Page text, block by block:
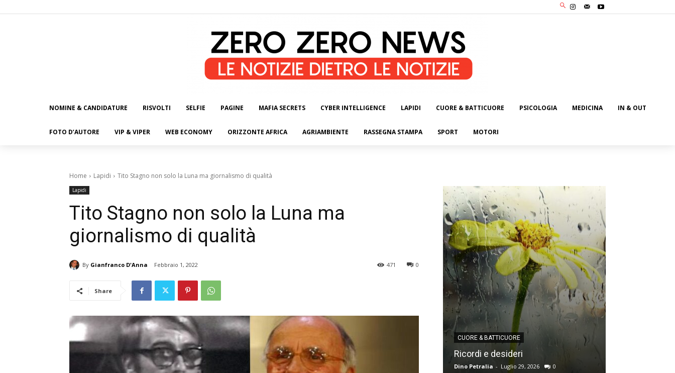
NOMINE & CANDIDATURE RISVOLTI SELFIE PAGINE MAFIA SECRETS CYBER INTELLIGENCE LAPIDI CUORE & BATTICUORE PSICOLOGIA MEDICINA IN & OUT
FOTO D’AUTORE VIP & VIPER WEB ECONOMY ORIZZONTE AFRICA AGRIAMBIENTE RASSEGNA STAMPA SPORT MOTORI
Home Lapidi Tito Stagno non solo la Luna ma giornalismo di qualità
Lapidi
Tito Stagno non solo la Luna ma
giornalismo di qualità
By Gianfranco D'Anna Febbraio 1, 2022 0
471
Share
CUORE & BATTICUORE
Ricordi e desideri
Dino Petralia - Luglio 29, 2026 0